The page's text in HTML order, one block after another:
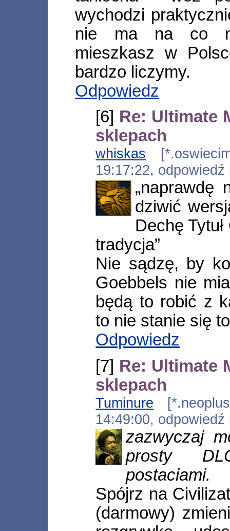
wychodzi
nie ma na co
mieszkasz w
bardzo liczymy.
Odpowiedz
[6] Re: Ultimate
sklepach
whiskas
19:17:22,
„naprawdę
dziwić
Dechę
tradycja”
Nie sądzę, by
Goebbels nie
będą to robić z
to nie stanie się
Odpowiedz
[7] Re: Ultimate
sklepach
Tuminure
14:49:00,
zazwyczaj
prosty
postaciami.
Spójrz na
(darmowy)